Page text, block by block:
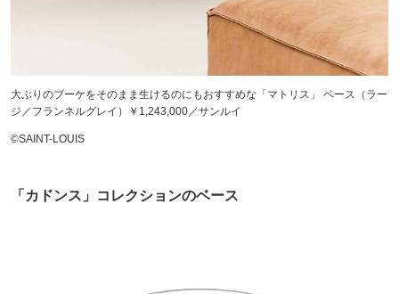
大ぶりのブーケをそのまま生けるのにもおすすめな「マトリス」 ベース（ラー
ジ／フランネルグレイ）￥1,243,000／サンルイ
©SAINT-LOUIS
「カドンス」コレクションのベース